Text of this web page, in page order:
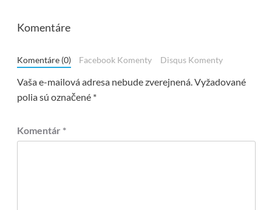
Komentáre
Komentáre (0) Facebook Komenty Disqus Komenty
Vaša e-mailová adresa nebude zverejnená.Vyžadované
polia sú označené *
Komentár *